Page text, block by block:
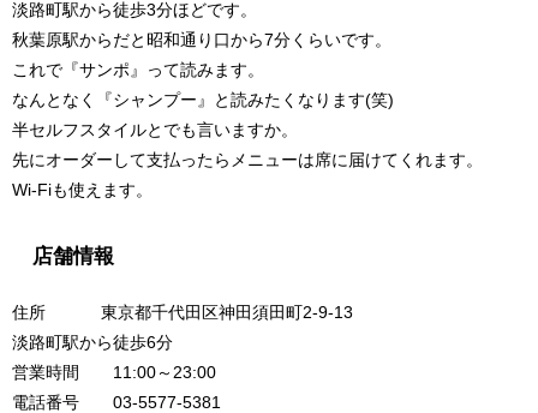
淡路町駅から徒歩3分ほどです。
秋葉原駅からだと昭和通り口から7分くらいです。
これで『サンポ』って読みます。
なんとなく『シャンプー』と読みたくなります(笑)
半セルフスタイルとでも言いますか。
先にオーダーして支払ったらメニューは席に届けてくれます。
Wi-Fiも使えます。
店舗情報
住所 東京都千代田区神田須田町2-9-13
淡路町駅から徒歩6分
営業時間 11:00～23:00
電話番号 03-5577-5381